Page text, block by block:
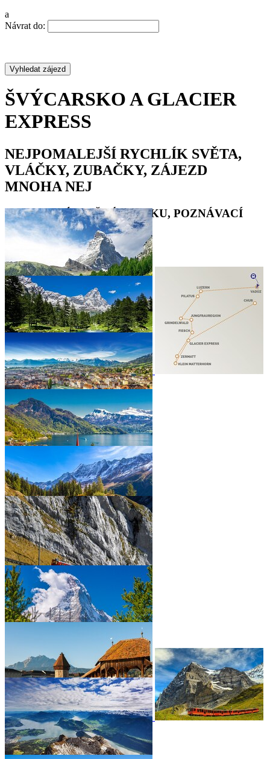
a
Návrat do:
ŠVÝCARSKO A GLACIER
EXPRESS
NEJPOMALEJŠÍ RYCHLÍK SVĚTA,
VLÁČKY, ZUBAČKY, ZÁJEZD
MNOHA NEJ
DOVOLENÁ VE ŠVÝCARSKU, POZNÁVACÍ
ZÁJEZD 2022